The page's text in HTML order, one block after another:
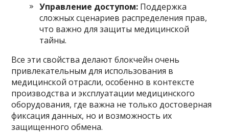
Управление доступом: Поддержка
сложных сценариев распределения прав,
что важно для защиты медицинской
тайны.
Все эти свойства делают блокчейн очень
привлекательным для использования в
медицинской отрасли, особенно в контексте
производства и эксплуатации медицинского
оборудования, где важна не только достоверная
фиксация данных, но и возможность их
защищенного обмена.